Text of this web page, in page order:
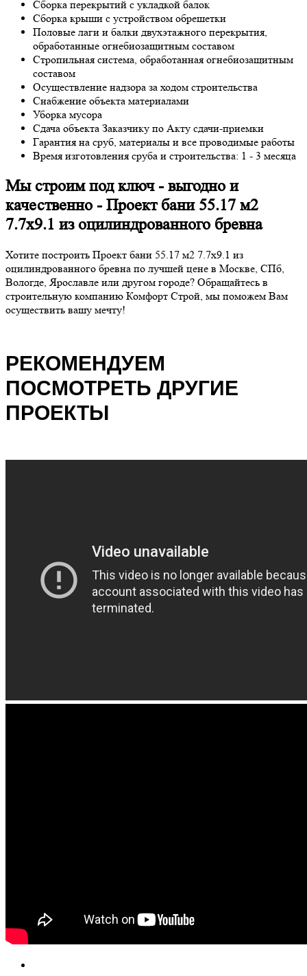
Сборка перекрытий с укладкой балок
Сборка крыши с устройством обрешетки
Половые лаги и балки двухэтажного перекрытия,
обработанные огнебиозащитным составом
Стропильная система, обработанная огнебиозащитным
составом
Осуществление надзора за ходом строительства
Снабжение объекта материалами
Уборка мусора
Сдача объекта Заказчику по Акту сдачи-приемки
Гарантия на сруб, материалы и все проводимые работы
Время изготовления сруба и строительства: 1 - 3 месяца
Мы строим под ключ - выгодно и
качественно - Проект бани 55.17 м2
7.7х9.1 из оцилиндрованного бревна
Хотите построить Проект бани 55.17 м2 7.7х9.1 из
оцилиндрованного бревна по лучшей цене в Москве, СПб,
Вологде, Ярославле или другом городе? Обращайтесь в
строительную компанию Комфорт Строй, мы поможем Вам
осуществить вашу мечту!
РЕКОМЕНДУЕМ
ПОСМОТРЕТЬ ДРУГИЕ
ПРОЕКТЫ